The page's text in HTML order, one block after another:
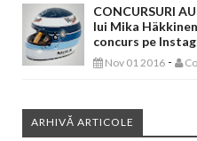
CONCURSURI
lui Mika
concurs pe
Nov 01 2016 -
ARHIVĂ ARTICOLE